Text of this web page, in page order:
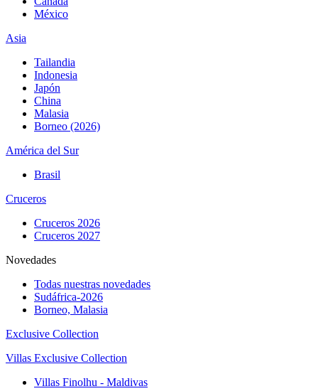
México
Asia
Tailandia
Indonesia
Japón
China
Malasia
Borneo (2026)
América del Sur
Brasil
Cruceros
Cruceros 2026
Cruceros 2027
Novedades
Todas nuestras novedades
Sudáfrica-2026
Borneo, Malasia
Exclusive Collection
Villas Exclusive Collection
Villas Finolhu - Maldivas